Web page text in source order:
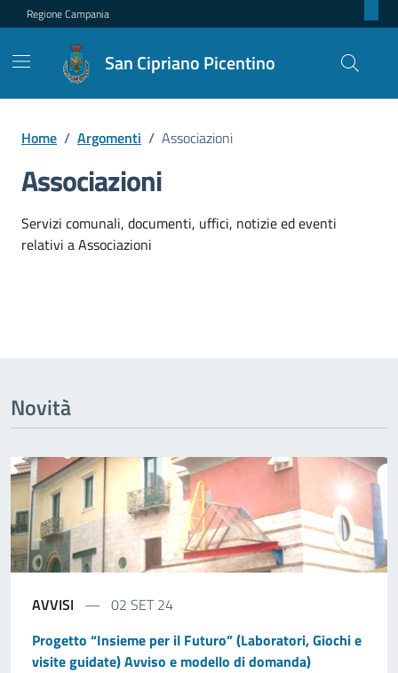
Regione Campania
San Cipriano Picentino
Home / Argomenti / Associazioni
Associazioni
Dettagli dell'argomento
Servizi comunali, documenti, uffici, notizie ed eventi
relativi a Associazioni
Novità
AVVISI
02 SET 24
Progetto “Insieme per il Futuro” (Laboratori, Giochi e
visite guidate) Avviso e modello di domanda)